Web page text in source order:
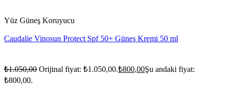
Yüz Güneş Koruyucu
Caudalie Vinosun Protect Spf 50+ Güneş Kremi 50 ml
₺1.050,00 Orijinal fiyat: ₺1.050,00.₺800,00Şu andaki fiyat:
₺800,00.